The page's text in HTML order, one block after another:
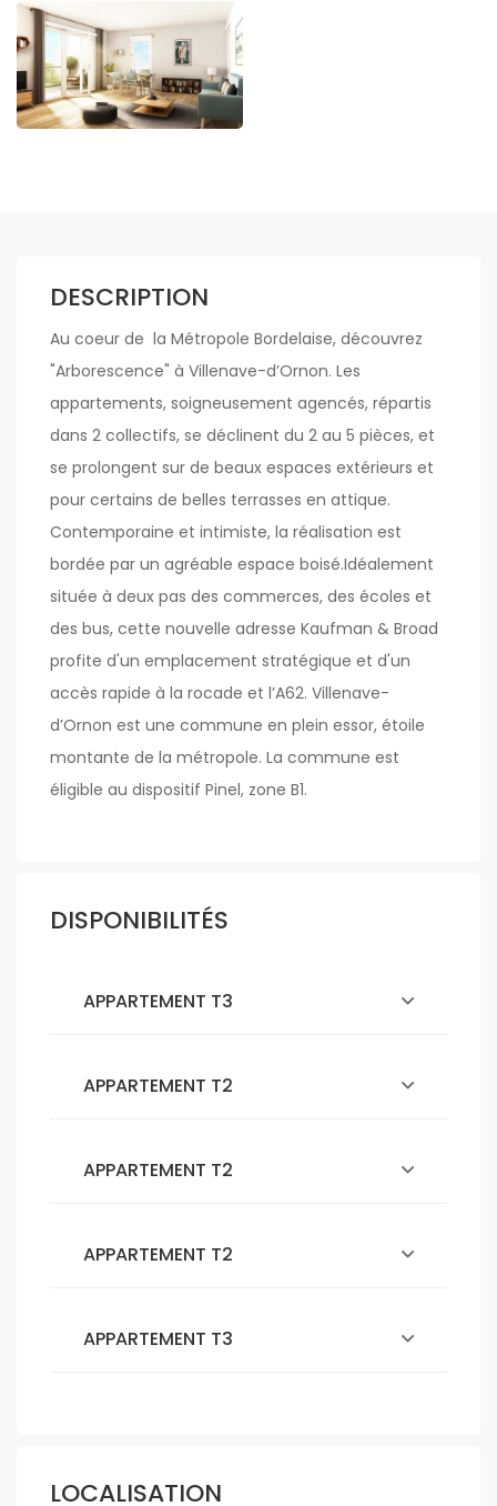
DESCRIPTION
Au coeur de la Métropole Bordelaise, découvrez
"Arborescence" à Villenave-d’Ornon. Les
appartements, soigneusement agencés, répartis
dans 2 collectifs, se déclinent du 2 au 5 pièces, et
se prolongent sur de beaux espaces extérieurs et
pour certains de belles terrasses en attique.
Contemporaine et intimiste, la réalisation est
bordée par un agréable espace boisé.Idéalement
située à deux pas des commerces, des écoles et
des bus, cette nouvelle adresse Kaufman & Broad
profite d'un emplacement stratégique et d'un
accès rapide à la rocade et l’A62. Villenave-
d’Ornon est une commune en plein essor, étoile
montante de la métropole. La commune est
éligible au dispositif Pinel, zone B1.
DISPONIBILITÉS
APPARTEMENT T3
APPARTEMENT T2
APPARTEMENT T2
APPARTEMENT T2
APPARTEMENT T3
LOCALISATION